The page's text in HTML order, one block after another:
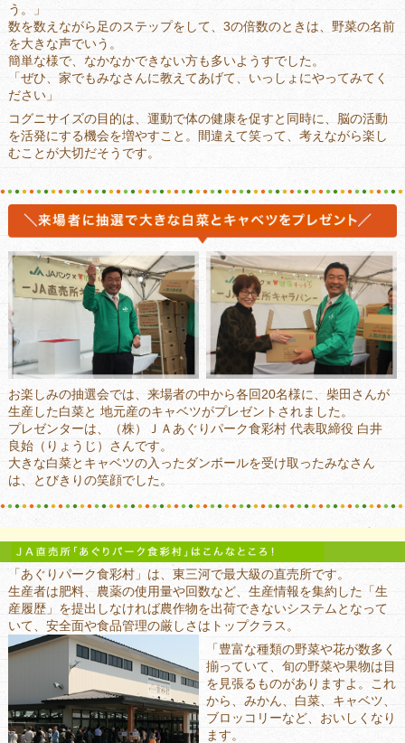
う。」
数を数えながら足のステップをして、3の倍数のときは、野菜の名前
を大きな声でいう。
簡単な様で、なかなかできない方も多いようすでした。
「ぜひ、家でもみなさんに教えてあげて、いっしょにやってみてく
ださい」
コグニサイズの目的は、運動で体の健康を促すと同時に、脳の活動
を活発にする機会を増やすこと。間違えて笑って、考えながら楽し
むことが大切だそうです。
お楽しみの抽選会では、来場者の中から各回20名様に、柴田さんが
生産した白菜と 地元産のキャベツがプレゼントされました。
プレゼンターは、（株）ＪＡあぐりパーク食彩村 代表取締役 白井
良始（りょうじ）さんです。
大きな白菜とキャベツの入ったダンボールを受け取ったみなさん
は、とびきりの笑顔でした。
「あぐりパーク食彩村」は、東三河で最大級の直売所です。
生産者は肥料、農薬の使用量や回数など、生産情報を集約した「生
産履歴」を提出しなければ農作物を出荷できないシステムとなって
いて、安全面や食品管理の厳しさはトップクラス。
「豊富な種類の野菜や花が数多く
揃っていて、旬の野菜や果物は目
を見張るものがありますよ。これ
から、みかん、白菜、キャベツ、
ブロッコリーなど、おいしくなり
ます。